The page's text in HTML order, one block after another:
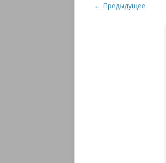
← Предыдущее